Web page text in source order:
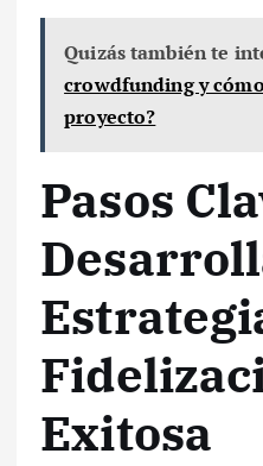
Quizás también te
crowdfunding y
proyecto?
Pasos
Exitosa